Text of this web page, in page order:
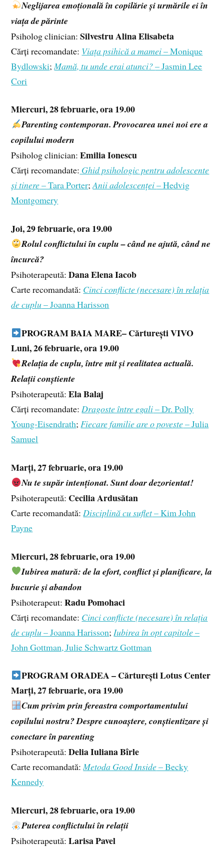
Neglijarea emoțională în copilărie și urmările ei în
viața de părinte
Psiholog clinician: Silvestru Alina Elisabeta
Cărți recomandate: Viața psihică a mamei– Monique
Bydlowski; Mamă, tu unde erai atunci?– Jasmin Lee
Cori
Miercuri, 28 februarie, ora 19.00
Parenting contemporan. Provocarea unei noi ere a
copilului modern
Psiholog clinician: Emilia Ionescu
Cărți recomandate: Ghid psihologic pentru adolescente
și tinere– Tara Porter;Anii adolescenței– Hedvig
Montgomery
Joi, 29 februarie, ora 19.00
Rolul conflictului în cuplu – când ne ajută, când ne
încurcă?
Psihoterapeută:Dana Elena Iacob
Carte recomandată: Cinci conflicte (necesare) în relația
de cuplu– Joanna Harisson
PROGRAM BAIA MARE– Cărturești VIVO
Luni, 26 februarie, ora 19.00
Relația de cuplu, între mit și realitatea actuală.
Relații conștiente
Psihoterapeută:Ela Balaj
Cărți recomandate:Dragoste între egali– Dr. Polly
Young-Eisendrath;Fiecare familie are o poveste– Julia
Samuel
Marți, 27 februarie, ora 19.00
Nu te supăr intenționat. Sunt doar dezorientat!
Psihoterapeută: Cecilia Ardusătan
Carte recomandată: Disciplină cu suflet– Kim John
Payne
Miercuri, 28 februarie, ora 19.00
Iubirea matură: de la efort, conflict și planificare, la
bucurie și abandon
Psihoterapeut:Radu Pomohaci
Cărți recomandate: Cinci conflicte (necesare) în relația
de cuplu– Joanna Harisson; Iubirea în opt capitole–
John Gottman, Julie Schwartz Gottman
PROGRAM ORADEA – Cărturești Lotus Center
Marți, 27 februarie, ora 19.00
Cum privim prin fereastra comportamentului
copilului nostru? Despre cunoaștere, conștientizare și
conectare în parenting
Psihoterapeută:Delia Iuliana Bîrle
Carte recomandată:Metoda Good Inside– Becky
Kennedy
Miercuri, 28 februarie, ora 19.00
Puterea conflictului în relații
Psihoterapeută:Larisa Pavel